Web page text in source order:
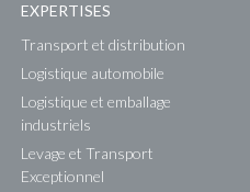
EXPERTISES
Transport et distribution
Logistique automobile
Logistique et emballage
industriels
Levage et Transport
Exceptionnel